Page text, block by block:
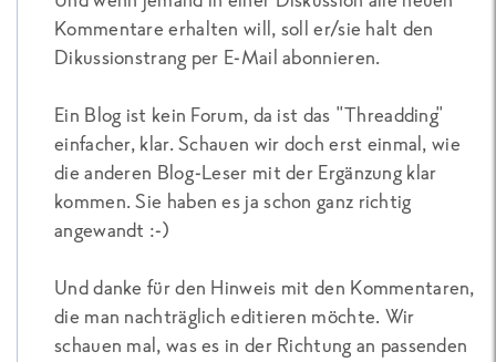
Kommentare erhalten will, soll er/sie halt den
Dikussionstrang per E-Mail abonnieren.
Ein Blog ist kein Forum, da ist das "Threadding"
einfacher, klar. Schauen wir doch erst einmal, wie
die anderen Blog-Leser mit der Ergänzung klar
kommen. Sie haben es ja schon ganz richtig
angewandt :-)
Und danke für den Hinweis mit den Kommentaren,
die man nachträglich editieren möchte. Wir
schauen mal, was es in der Richtung an passenden